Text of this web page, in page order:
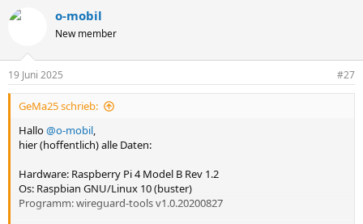
[Peer]
PublicKey =
# END_PEER mobile1
Client:
Code:
[Interface]
Address = 10.7.0.4/24
MTU = 1360
o-mobil
New member
19 Juni 2025 #27
GeMa25 schrieb:
Hallo@o-mobil,
hier (hoffentlich) alle Daten:
Hardware: Raspberry Pi 4 Model B Rev 1.2
Os: Raspbian GNU/Linux 10 (buster)
Programm: wireguard-tools v1.0.20200827